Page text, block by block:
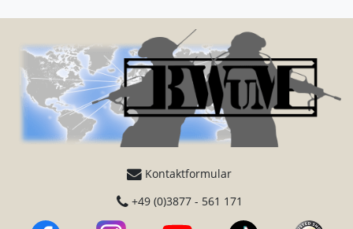
Kontaktformular
+49 (0)3877 - 561 171